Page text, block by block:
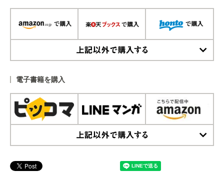
電子書籍を購入